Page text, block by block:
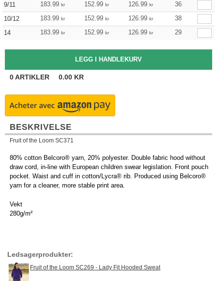
9/11
183.99 kr 152.99 kr 126.99 kr
36
10/12
183.99 kr 152.99 kr 126.99 kr
38
14
183.99 kr 152.99 kr 126.99 kr 29
0ARTIKLER 0.00 KR
BESKRIVELSE
Fruit of the Loom SC371
80% cotton Belcoro® yarn, 20% polyester. Double fabric hood without
draw cord, in-line with European children swear legislation. Front pouch
pocket. Waist and cuff in cotton/Lycra® rib. Produced using Belcoro®
yarn for a cleaner, more stable print area.
Vekt
280g/m²
Ledsagerprodukter:
Fruit of the Loom SC269 - Lady Fit Hooded Sweat